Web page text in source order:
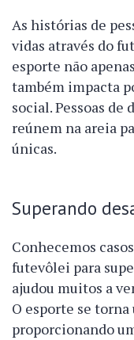
As histórias de
vidas através do
esporte não
também impacta
social. Pessoas
reúnem na areia
únicas.
Superando
Conhecemos
futevôlei para
ajudou muitos a
O esporte se torna
proporcionando